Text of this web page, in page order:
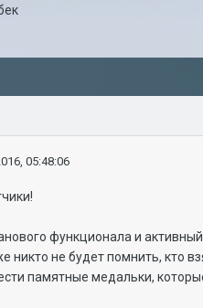
05:48:06
функционала и
никто не будет помнить, кто
памятные медальки,